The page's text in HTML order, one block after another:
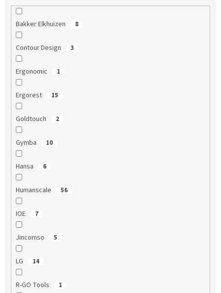
Bakker Elkhuizen 8
Contour Design 3
Ergonomic 1
Ergorest 15
Goldtouch 2
Gymba 10
Hansa 6
Humanscale 56
IOE 7
Jincomso 5
LG 14
R-GO Tools 1